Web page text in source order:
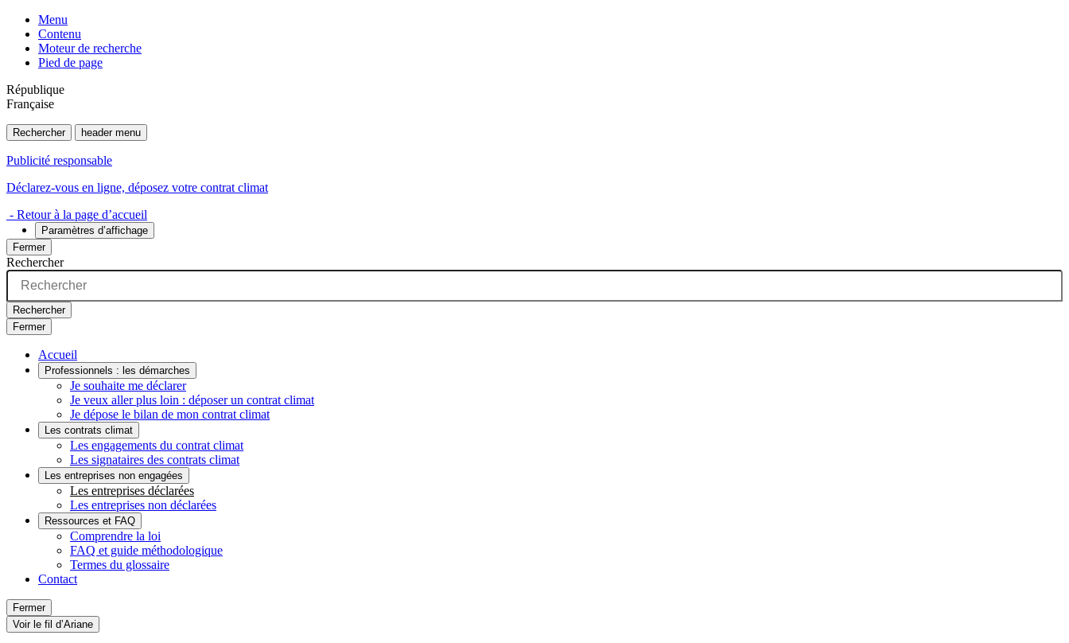
Menu
Contenu
Moteur de recherche
Pied de page
République
Française
Rechercher header menu
Publicité responsable
Déclarez-vous en ligne, déposez votre contrat climat
- Retour à la page d’accueil
Paramètres d’affichage
Fermer
Rechercher
Rechercher
Fermer
Accueil
Professionnels : les démarches
Je souhaite me déclarer
Je veux aller plus loin : déposer un contrat climat
Je dépose le bilan de mon contrat climat
Les contrats climat
Les engagements du contrat climat
Les signataires des contrats climat
Les entreprises non engagées
Les entreprises déclarées
Les entreprises non déclarées
Ressources et FAQ
Comprendre la loi
FAQ et guide méthodologique
Termes du glossaire
Contact
Fermer
Voir le fil d’Ariane